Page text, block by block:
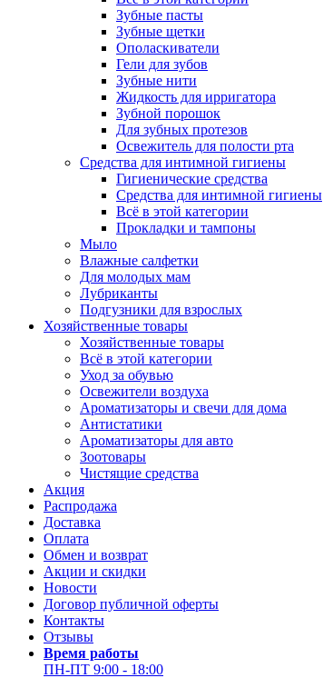
Зубные пасты
Зубные щетки
Ополаскиватели
Гели для зубов
Зубные нити
Жидкость для ирригатора
Зубной порошок
Для зубных протезов
Освежитель для полости рта
Средства для интимной гигиены
Гигиенические средства
Средства для интимной гигиены
Всё в этой категории
Прокладки и тампоны
Мыло
Влажные салфетки
Для молодых мам
Лубриканты
Подгузники для взрослых
Хозяйственные товары
Хозяйственные товары
Всё в этой категории
Уход за обувью
Освежители воздуха
Ароматизаторы и свечи для дома
Антистатики
Ароматизаторы для авто
Зоотовары
Чистящие средства
Акция
Распродажа
Доставка
Оплата
Обмен и возврат
Акции и скидки
Новости
Договор публичной оферты
Контакты
Отзывы
Время работы
ПН-ПТ 9:00 - 18:00